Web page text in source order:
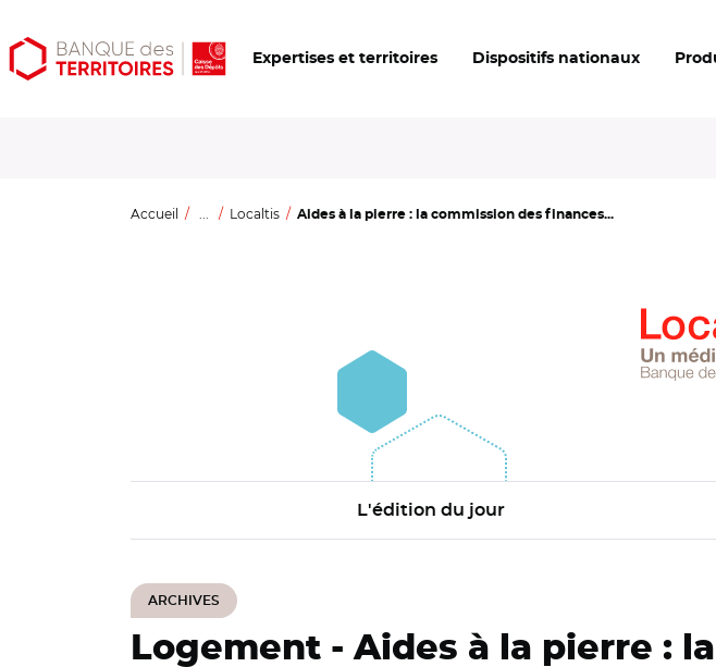
Aller
au
Aller
au
Ouvrir
les
Expertises et territoires Dispositifs nationaux
Accueil ... Localtis Aides à la pierre : la commission des finances...
L'édition du jour
ARCHIVES
Logement - Aides à la pierre :